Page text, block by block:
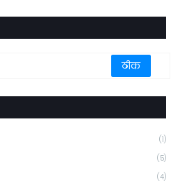
(1)
(5)
(4)